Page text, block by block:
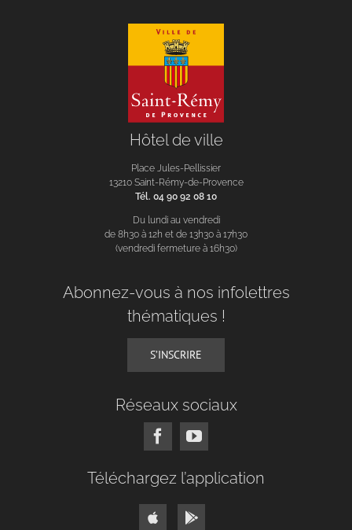
Hôtel de ville
Place Jules-Pellissier
13210 Saint-Rémy-de-Provence
Tél. 04 90 92 08 10
Du lundi au vendredi
de 8h30 à 12h et de 13h30 à 17h30
(vendredi fermeture à 16h30)
Abonnez-vous à nos infolettres
thématiques !
S’INSCRIRE
Réseaux sociaux
Téléchargez l’application